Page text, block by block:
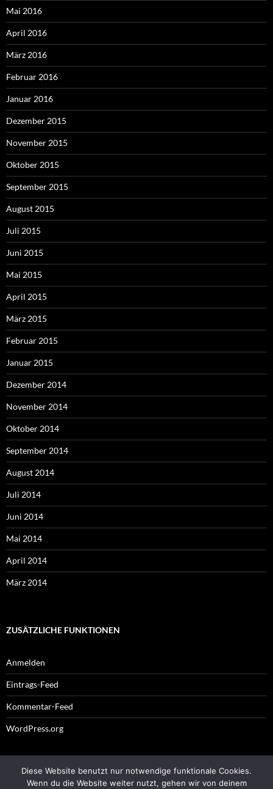
Mai 2016
April 2016
März 2016
Februar 2016
Januar 2016
Dezember 2015
November 2015
Oktober 2015
September 2015
August 2015
Juli 2015
Juni 2015
Mai 2015
April 2015
März 2015
Februar 2015
Januar 2015
Dezember 2014
November 2014
Oktober 2014
September 2014
August 2014
Juli 2014
Juni 2014
Mai 2014
April 2014
März 2014
ZUSÄTZLICHE FUNKTIONEN
Anmelden
Eintrags-Feed
Kommentar-Feed
WordPress.org
Impressum
Diese Website benutzt nur notwendige funktionale Cookies.
Wenn du die Website weiter nutzt, gehen wir von deinem